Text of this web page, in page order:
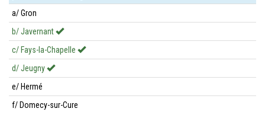
a/ Gron
b/ Javernant
c/ Fays-la-Chapelle
d/ Jeugny
e/ Hermé
f/ Domecy-sur-Cure